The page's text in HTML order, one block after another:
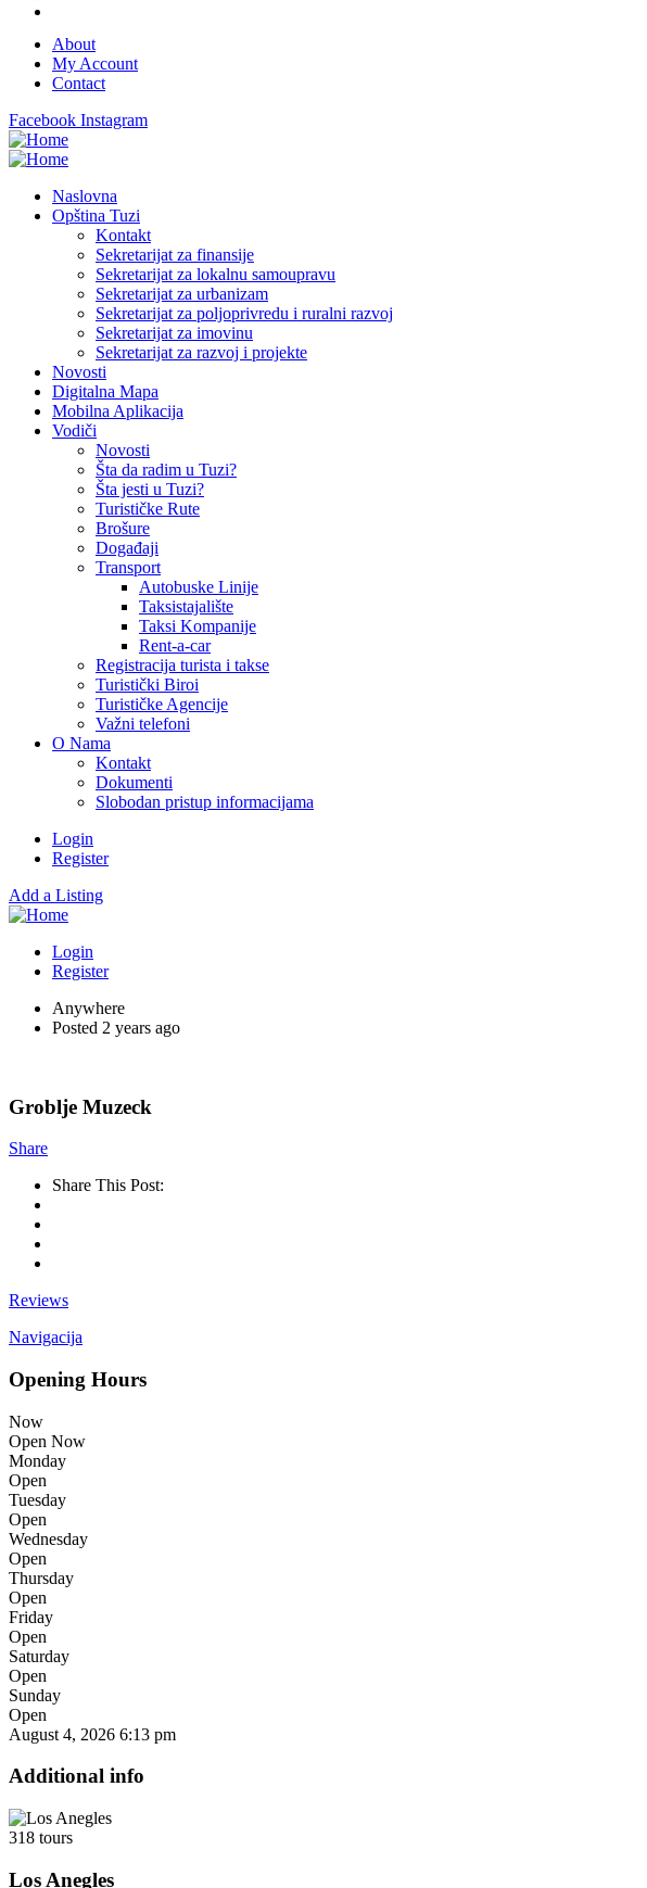
About
My Account
Contact
Facebook Instagram
Naslovna
Opština Tuzi
Kontakt
Sekretarijat za finansije
Sekretarijat za lokalnu samoupravu
Sekretarijat za urbanizam
Sekretarijat za poljoprivredu i ruralni razvoj
Sekretarijat za imovinu
Sekretarijat za razvoj i projekte
Novosti
Digitalna Mapa
Mobilna Aplikacija
Vodiči
Novosti
Šta da radim u Tuzi?
Šta jesti u Tuzi?
Turističke Rute
Brošure
Događaji
Transport
Autobuske Linije
Taksistajalište
Taksi Kompanije
Rent-a-car
Registracija turista i takse
Turistički Biroi
Turističke Agencije
Važni telefoni
O Nama
Kontakt
Dokumenti
Slobodan pristup informacijama
Login
Register
Add a Listing
Login
Register
Anywhere
Posted 2 years ago
Groblje Muzeck
Share
Share This Post:
Reviews
Navigacija
Opening Hours
Now
Open Now
Monday
Open
Tuesday
Open
Wednesday
Open
Thursday
Open
Friday
Open
Saturday
Open
Sunday
Open
August 4, 2026 6:13 pm
Additional info
318 tours
Los Anegles